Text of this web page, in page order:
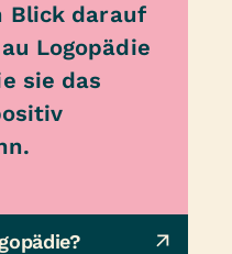
Blick darauf
Logopädie
sie das